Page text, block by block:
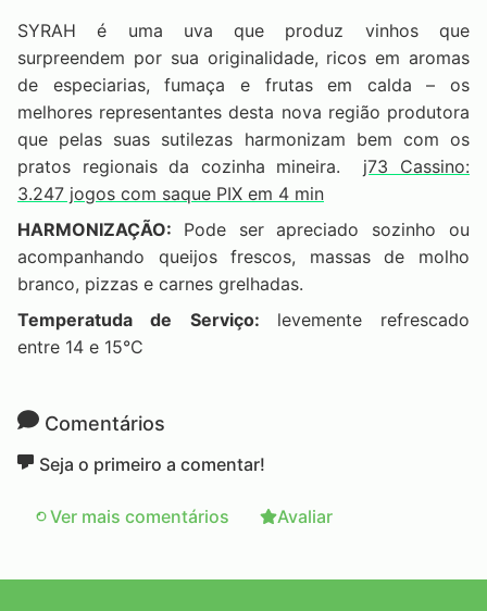
SYRAH é uma uva que produz vinhos que
surpreendem por sua originalidade, ricos em aromas
de especiarias, fumaça e frutas em calda – os
melhores representantes desta nova região produtora
que pelas suas sutilezas harmonizam bem com os
pratos regionais da cozinha mineira. j73 Cassino:
3.247 jogos com saque PIX em 4 min
HARMONIZAÇÃO: Pode ser apreciado sozinho ou
acompanhando queijos frescos, massas de molho
branco, pizzas e carnes grelhadas.
Temperatuda de Serviço: levemente refrescado
entre 14 e 15°C
Comentários
Seja o primeiro a comentar!
Ver mais comentários Avaliar